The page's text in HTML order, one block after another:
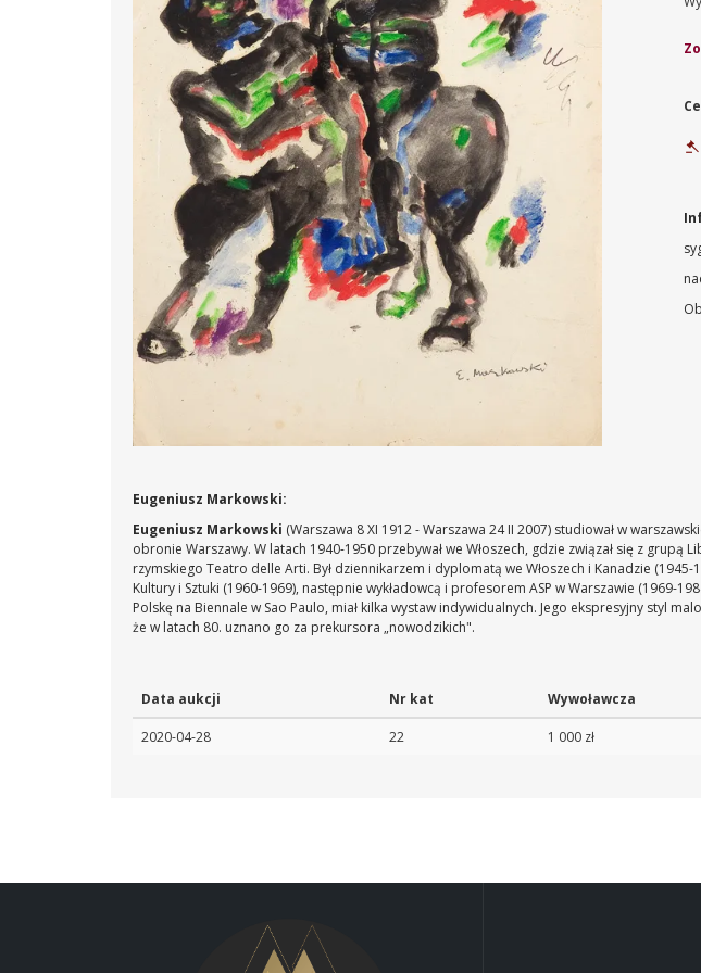
Eugeniusz Markowski:
Eugeniusz Markowski (Warszawa 8 XI 1912 - Warszawa 24 II 2007) studiował w
obronie Warszawy. W latach 1940-1950 przebywał we Włoszech, gdzie związał się z
rzymskiego Teatro delle Arti. Był dziennikarzem i dyplomatą we Włoszech i Kanadzie
Kultury i Sztuki (1960-1969), następnie wykładowcą i profesorem ASP w Warszawie (1969-
Polskę na Biennale w Sao Paulo, miał kilka wystaw indywidualnych. Jego ekspresyjny styl
że w latach 80. uznano go za prekursora „nowodzikich".
Data aukcji Nr kat Wywoławcza
2020-04-28 22 1 000 zł